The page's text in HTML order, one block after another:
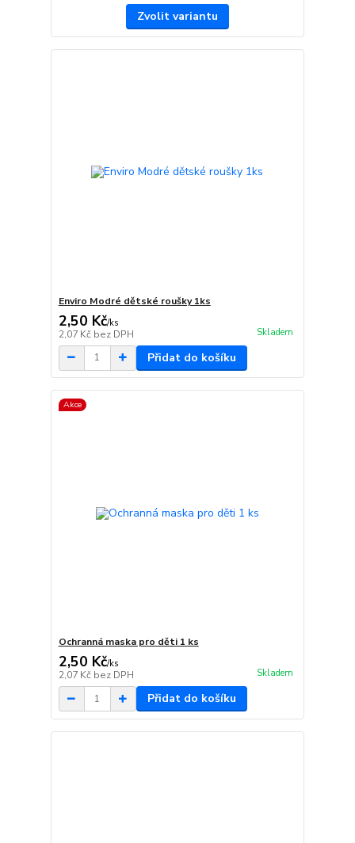
Zvolit variantu
Enviro Modré dětské roušky 1ks
2,50 Kč/ks
2,07 Kč bez DPH Skladem
Přidat do košíku
Akce
Ochranná maska ​​pro děti 1 ks
2,50 Kč/ks
2,07 Kč bez DPH Skladem
Přidat do košíku